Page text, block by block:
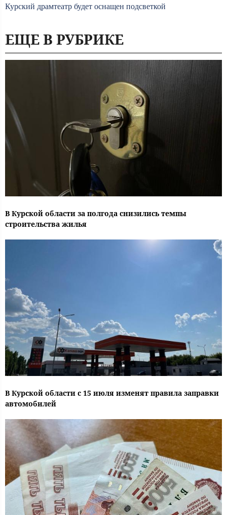
Курский драмтеатр будет оснащен подсветкой
ЕЩЕ В РУБРИКЕ
В Курской области за полгода снизились темпы
строительства жилья
В Курской области с 15 июля изменят правила заправки
автомобилей